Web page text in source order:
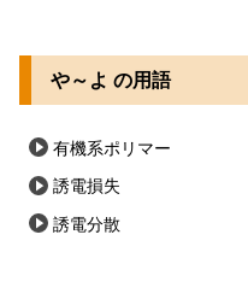
や～よ の用語
有機系ポリマー
誘電損失
誘電分散